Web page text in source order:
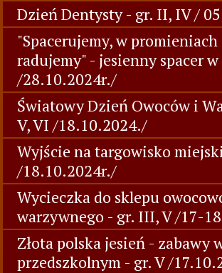
Dzień Dentysty - gr. II, IV /
"Spacerujemy, w promieniach
radujemy" - jesienny spacer
/28.10.2024r./
Światowy Dzień Owoców i
V, VI /18.10.2024./
Wyjście na targowisko
/18.10.2024r./
Wycieczka do sklepu
warzywnego - gr. III, V /17-
Złota polska jesień - zabawy
przedszkolnym - gr. V /